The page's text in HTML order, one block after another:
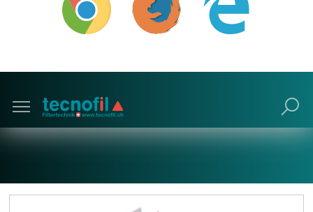
Mit veraltetem Browser weitermachen (nicht